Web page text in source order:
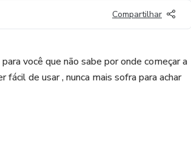
Compartilhar
você que não sabe por onde começar a
de usar , nunca mais sofra para achar